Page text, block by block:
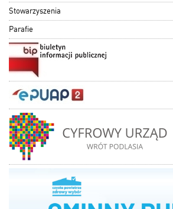
Stowarzyszenia
Parafie